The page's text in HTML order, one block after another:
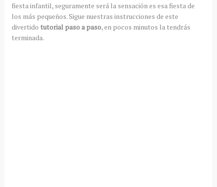
fiesta infantil, seguramente será la sensación es esa fiesta de
los más pequeños. Sigue nuestras instrucciones de este
divertido tutorial paso a paso, en pocos minutos la tendrás
terminada.